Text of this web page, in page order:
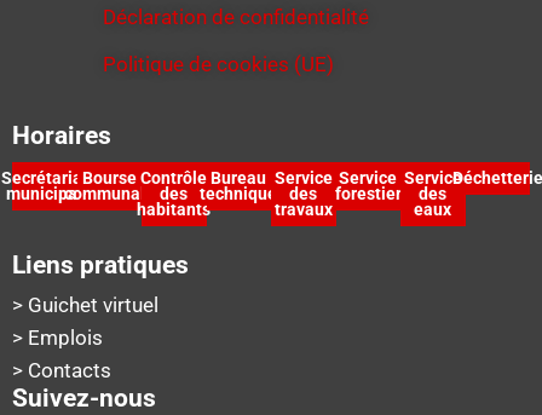
Déclaration de confidentialité
Politique de cookies (UE)
Horaires
Secrétariat
municipal
Bourse
communale
Contrôle
des
habitants
Bureau
technique
Service
des
travaux
Service
forestier
Service
des
eaux
Déchetterie
Liens pratiques
> Guichet virtuel
> Emplois
> Contacts
Suivez-nous